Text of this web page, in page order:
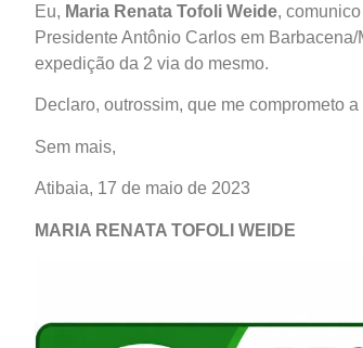
Eu, Maria Renata Tofoli Weide,
Presidente Antônio Carlos em
expedição da 2 via do mesmo.
Declaro, outrossim, que me comprometo
Sem mais,
Atibaia, 17 de maio de 2023
MARIA RENATA TOFOLI WEIDE